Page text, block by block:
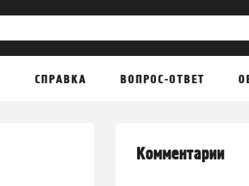
СПРАВКА ВОПРОС-ОТВЕТ
Комментарии